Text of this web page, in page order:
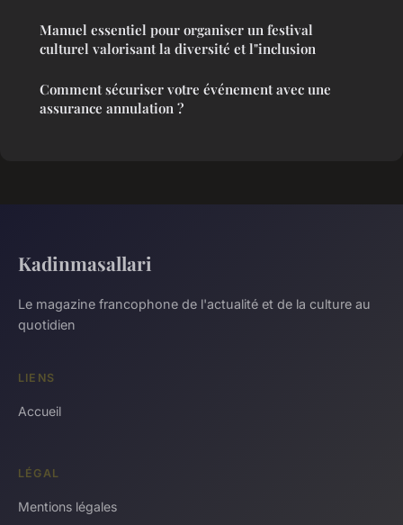
Manuel essentiel pour organiser un festival
culturel valorisant la diversité et l"inclusion
Comment sécuriser votre événement avec une
assurance annulation ?
Kadinmasallari
Le magazine francophone de l'actualité et de la culture au
quotidien
LIENS
Accueil
LÉGAL
Mentions légales